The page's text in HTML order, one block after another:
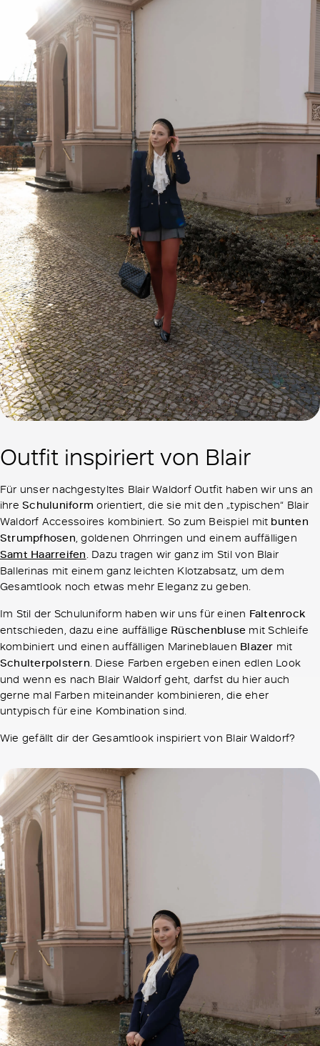
Outfit inspiriert von Blair
Für unser nachgestyltes Blair Waldorf Outfit haben wir uns an
ihreSchuluniform orientiert, die sie mit den „typischen“ Blair
Waldorf Accessoires kombiniert. So zum Beispiel mit bunten
Strumpfhosen, goldenen Ohrringen und einem auffälligen
Samt Haarreifen. Dazu tragen wir ganz im Stil von Blair
Ballerinas mit einem ganz leichten Klotzabsatz, um dem
Gesamtlook noch etwas mehr Eleganz zu geben.
Im Stil der Schuluniform haben wir uns für einen Faltenrock
entschieden, dazu eine auffällige Rüschenbluse mit Schleife
kombiniert und einen auffälligen Marineblauen Blazer mit
Schulterpolstern. Diese Farben ergeben einen edlen Look
und wenn es nach Blair Waldorf geht, darfst du hier auch
gerne mal Farben miteinander kombinieren, die eher
untypisch für eine Kombination sind.
Wie gefällt dir der Gesamtlook inspiriert von Blair Waldorf?